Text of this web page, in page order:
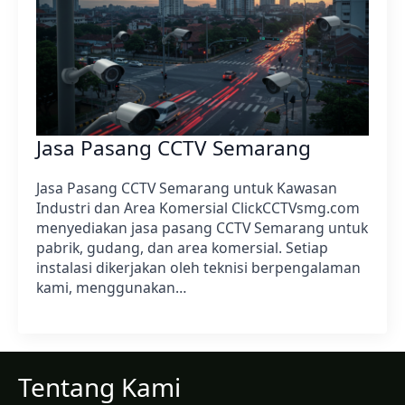
Jasa Pasang CCTV Semarang
Jasa Pasang CCTV Semarang untuk Kawasan
Industri dan Area Komersial ClickCCTVsmg.com
menyediakan jasa pasang CCTV Semarang untuk
pabrik, gudang, dan area komersial. Setiap
instalasi dikerjakan oleh teknisi berpengalaman
kami, menggunakan…
Tentang Kami